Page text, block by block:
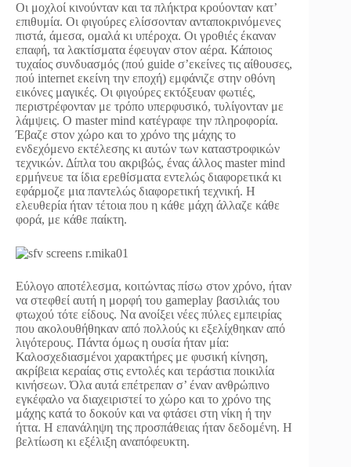
Οι μοχλοί κινούνταν και τα πλήκτρα κρούονταν κατ’
επιθυμία. Οι φιγούρες ελίσσονταν ανταποκρινόμενες
πιστά, άμεσα, ομαλά κι υπέροχα. Οι γροθιές έκαναν
επαφή, τα λακτίσματα έφευγαν στον αέρα. Κάποιος
τυχαίος συνδυασμός (πού guide σ’εκείνες τις αίθουσες,
πού internet εκείνη την εποχή) εμφάνιζε στην οθόνη
εικόνες μαγικές. Οι φιγούρες εκτόξευαν φωτιές,
περιστρέφονταν με τρόπο υπερφυσικό, τυλίγονταν με
λάμψεις. Ο master mind κατέγραφε την πληροφορία.
Έβαζε στον χώρο και το χρόνο της μάχης το
ενδεχόμενο εκτέλεσης κι αυτών των καταστροφικών
τεχνικών. Δίπλα του ακριβώς, ένας άλλος master mind
ερμήνευε τα ίδια ερεθίσματα εντελώς διαφορετικά κι
εφάρμοζε μια παντελώς διαφορετική τεχνική. Η
ελευθερία ήταν τέτοια που η κάθε μάχη άλλαζε κάθε
φορά, με κάθε παίκτη.
Εύλογο αποτέλεσμα, κοιτώντας πίσω στον χρόνο, ήταν
να στεφθεί αυτή η μορφή του gameplay βασιλιάς του
φτωχού τότε είδους. Να ανοίξει νέες πύλες εμπειρίας
που ακολουθήθηκαν από πολλούς κι εξελίχθηκαν από
λιγότερους. Πάντα όμως η ουσία ήταν μία:
Καλοσχεδιασμένοι χαρακτήρες με φυσική κίνηση,
ακρίβεια κεραίας στις εντολές και τεράστια ποικιλία
κινήσεων. Όλα αυτά επέτρεπαν σ’ έναν ανθρώπινο
εγκέφαλο να διαχειριστεί το χώρο και το χρόνο της
μάχης κατά το δοκούν και να φτάσει στη νίκη ή την
ήττα. Η επανάληψη της προσπάθειας ήταν δεδομένη. Η
βελτίωση κι εξέλιξη αναπόφευκτη.